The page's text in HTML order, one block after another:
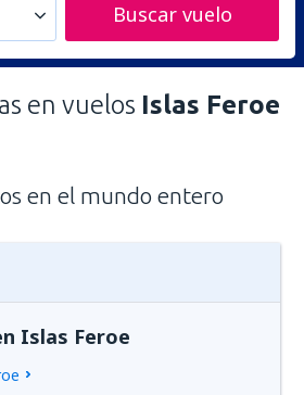
Buscar vuelo
en vuelos Islas Feroe
en el mundo entero
Islas Feroe